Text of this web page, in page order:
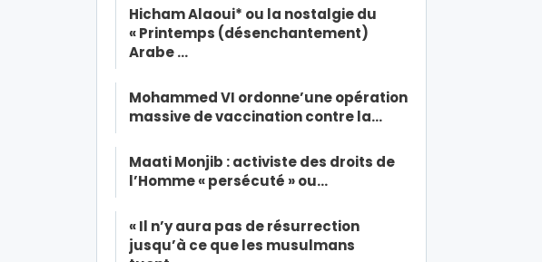
Hicham Alaoui* ou la nostalgie du
« Printemps (désenchantement)
Arabe …
Mohammed VI ordonne’une opération
massive de vaccination contre la…
Maati Monjib : activiste des droits de
l’Homme « persécuté » ou…
« Il n’y aura pas de résurrection
jusqu’à ce que les musulmans